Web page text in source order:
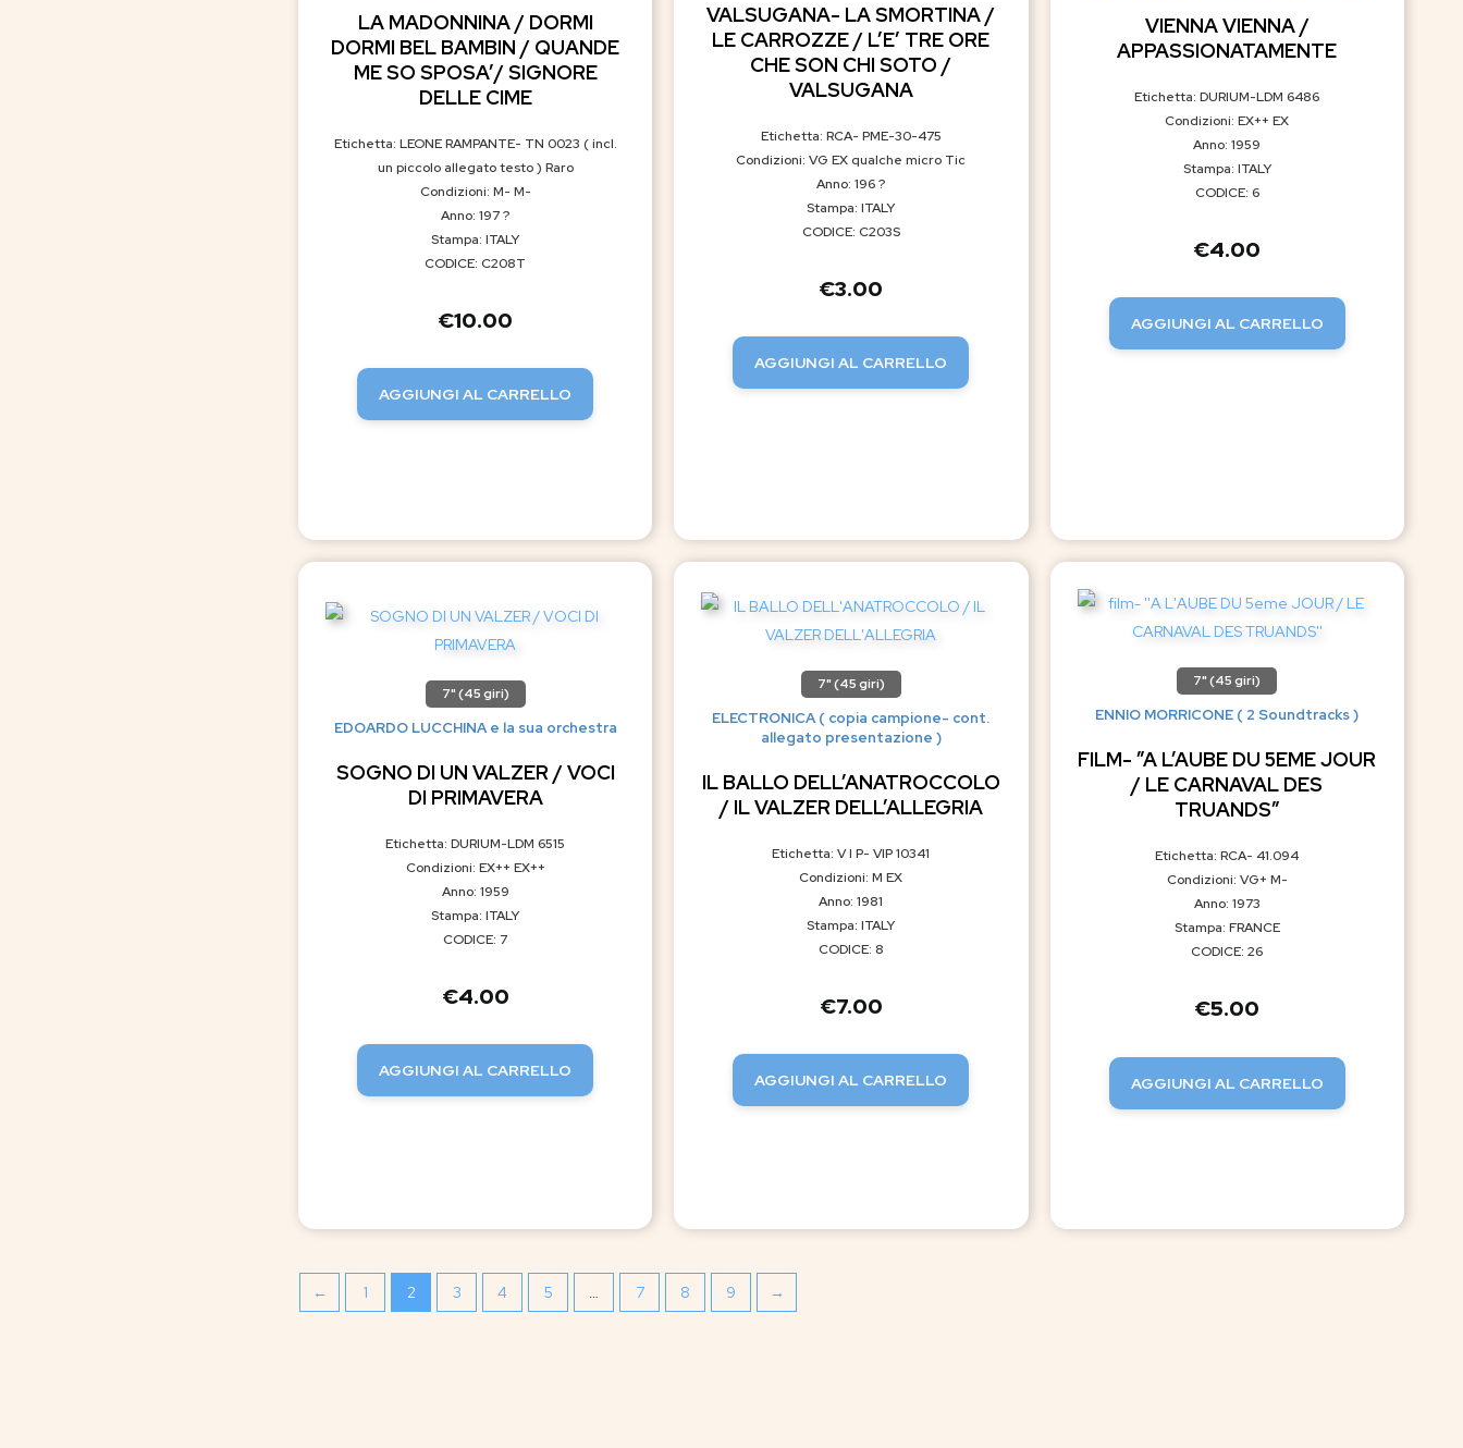
LA MADONNINA / DORMI
DORMI BEL BAMBIN / QUANDE
ME SO SPOSA’/ SIGNORE
DELLE CIME
Etichetta: LEONE RAMPANTE- TN 0023 ( incl.
un piccolo allegato testo ) Raro
Condizioni: M- M-
Anno: 197 ?
Stampa: ITALY
CODICE: C208T
€10.00
AGGIUNGI AL CARRELLO
VALSUGANA- LA SMORTINA /
LE CARROZZE / L’E’ TRE ORE
CHE SON CHI SOTO /
VALSUGANA
Etichetta: RCA- PME-30-475
Condizioni: VG EX qualche micro Tic
Anno: 196 ?
Stampa: ITALY
CODICE: C203S
€3.00
AGGIUNGI AL CARRELLO
VIENNA VIENNA /
APPASSIONATAMENTE
Etichetta: DURIUM-LDM 6486
Condizioni: EX++ EX
Anno: 1959
Stampa: ITALY
CODICE: 6
€4.00
AGGIUNGI AL CARRELLO
7" (45 giri)
EDOARDO LUCCHINA e la sua orchestra
SOGNO DI UN VALZER / VOCI
DI PRIMAVERA
Etichetta: DURIUM-LDM 6515
Condizioni: EX++ EX++
Anno: 1959
Stampa: ITALY
CODICE: 7
€4.00
AGGIUNGI AL CARRELLO
7" (45 giri)
ELECTRONICA ( copia campione- cont.
allegato presentazione )
IL BALLO DELL’ANATROCCOLO
/ IL VALZER DELL’ALLEGRIA
Etichetta: V I P- VIP 10341
Condizioni: M EX
Anno: 1981
Stampa: ITALY
CODICE: 8
€7.00
AGGIUNGI AL CARRELLO
7" (45 giri)
ENNIO MORRICONE ( 2 Soundtracks )
FILM- ”A L’AUBE DU 5EME JOUR
/ LE CARNAVAL DES
TRUANDS”
Etichetta: RCA- 41.094
Condizioni: VG+ M-
Anno: 1973
Stampa: FRANCE
CODICE: 26
€5.00
AGGIUNGI AL CARRELLO
← 1 2 3 4 5 … 7 8 9 →